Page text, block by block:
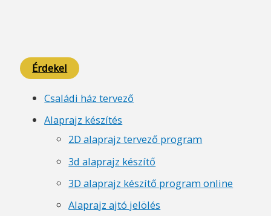
Érdekel
Családi ház tervező
Alaprajz készítés
2D alaprajz tervező program
3d alaprajz készítő
3D alaprajz készítő program online
Alaprajz ajtó jelölés